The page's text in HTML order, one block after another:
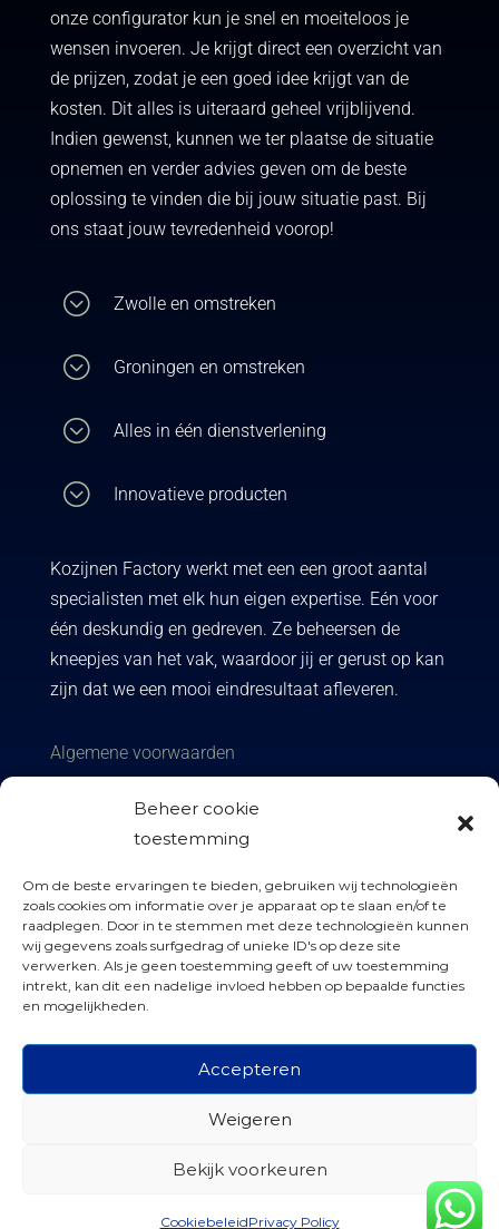
Beheer cookie
toestemming
Om de beste ervaringen te bieden, gebruiken wij technologieën
zoals cookies om informatie over je apparaat op te slaan en/of te
raadplegen. Door in te stemmen met deze technologieën kunnen
wij gegevens zoals surfgedrag of unieke ID's op deze site
verwerken. Als je geen toestemming geeft of uw toestemming
intrekt, kan dit een nadelige invloed hebben op bepaalde functies
en mogelijkheden.
Accepteren
Weigeren
Bekijk voorkeuren
CookiebeleidPrivacy Policy
onze configurator kun je snel en moeiteloos je
wensen invoeren. Je krijgt direct een overzicht van
de prijzen, zodat je een goed idee krijgt van de
kosten. Dit alles is uiteraard geheel vrijblijvend.
Indien gewenst, kunnen we ter plaatse de situatie
opnemen en verder advies geven om de beste
oplossing te vinden die bij jouw situatie past. Bij
ons staat jouw tevredenheid voorop!
; Zwolle en omstreken
; Groningen en omstreken
; Alles in één dienstverlening
; Innovatieve producten
Kozijnen Factory werkt met een een groot aantal
specialisten met elk hun eigen expertise. Eén voor
één deskundig en gedreven. Ze beheersen de
kneepjes van het vak, waardoor jij er gerust op kan
zijn dat we een mooi eindresultaat afleveren.
Algemene voorwaarden
Privacy policy
 info@kozijnen-factory.nl
 06 41 624 019
Kloosterbrink 6, Zwolle